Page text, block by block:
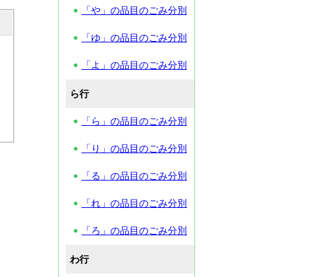
「や」の品目のごみ分別
「ゆ」の品目のごみ分別
「よ」の品目のごみ分別
ら行
「ら」の品目のごみ分別
「り」の品目のごみ分別
「る」の品目のごみ分別
「れ」の品目のごみ分別
「ろ」の品目のごみ分別
わ行